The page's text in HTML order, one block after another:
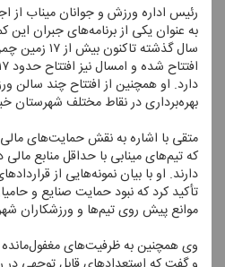
رئیس اداره ورزش و جوانان میناب از
به عنوان یكی از برنامه‌های جبران
سال گذشته
دارد. او همچنین از افتتاح چند سالن
بهره‌برداری در نقاط مختلف شهرستان
متقی با اشاره به نقش حمایت‌های
كه تیم‌های مینابی با حداقل منابع
دارند. او با بیان نمونه‌هایی از
تأكید كرد كه نبود حمایت صنایع و
موانع پیش روی تیم‌ها و ورزشكاران
وی همچنین به ظرفیت‌های مغفول‌مانده